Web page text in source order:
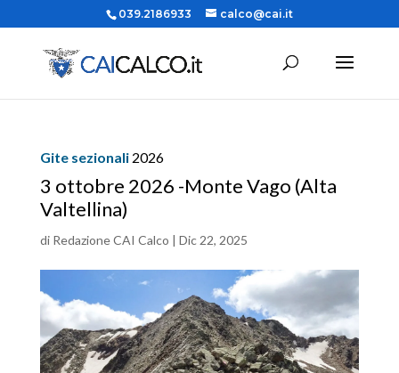
039.2186933 calco@cai.it
Gite sezionali2026
3 ottobre 2026 -Monte Vago (Alta
Valtellina)
di Redazione CAI Calco | Dic 22, 2025